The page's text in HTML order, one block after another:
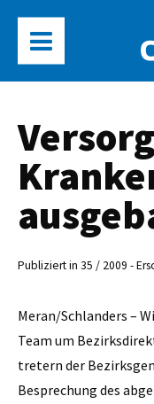
Publiziert in 35 / 2009 -
Meran/Schlanders –
Team um
tretern der
Besprechung des